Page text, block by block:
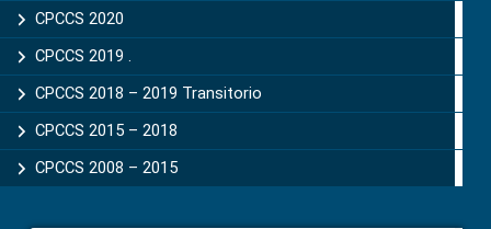
CPCCS 2020
CPCCS 2019 .
CPCCS 2018 – 2019 Transitorio
CPCCS 2015 – 2018
CPCCS 2008 – 2015